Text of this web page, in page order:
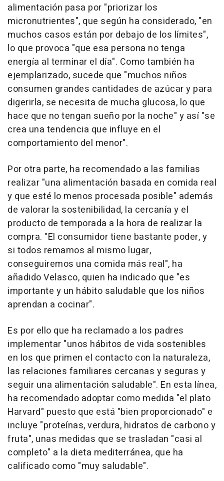
alimentación pasa por "priorizar los
micronutrientes", que según ha considerado, "en
muchos casos están por debajo de los límites",
lo que provoca "que esa persona no tenga
energía al terminar el día". Como también ha
ejemplarizado, sucede que "muchos niños
consumen grandes cantidades de azúcar y para
digerirla, se necesita de mucha glucosa, lo que
hace que no tengan sueño por la noche" y así "se
crea una tendencia que influye en el
comportamiento del menor".
Por otra parte, ha recomendado a las familias
realizar "una alimentación basada en comida real
y que esté lo menos procesada posible" además
de valorar la sostenibilidad, la cercanía y el
producto de temporada a la hora de realizar la
compra. "El consumidor tiene bastante poder, y
si todos remamos al mismo lugar,
conseguiremos una comida más real", ha
añadido Velasco, quien ha indicado que "es
importante y un hábito saludable que los niños
aprendan a cocinar".
Es por ello que ha reclamado a los padres
implementar "unos hábitos de vida sostenibles
en los que primen el contacto con la naturaleza,
las relaciones familiares cercanas y seguras y
seguir una alimentación saludable". En esta línea,
ha recomendado adoptar como medida "el plato
Harvard" puesto que está "bien proporcionado" e
incluye "proteínas, verdura, hidratos de carbono y
fruta", unas medidas que se trasladan "casi al
completo" a la dieta mediterránea, que ha
calificado como "muy saludable".